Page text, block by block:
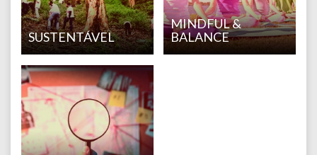
SUSTENTÁVEL
MINDFUL &
BALANCE